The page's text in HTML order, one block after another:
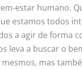
estar humano.
estamos todos
a agir de forma
leva a buscar o
mas